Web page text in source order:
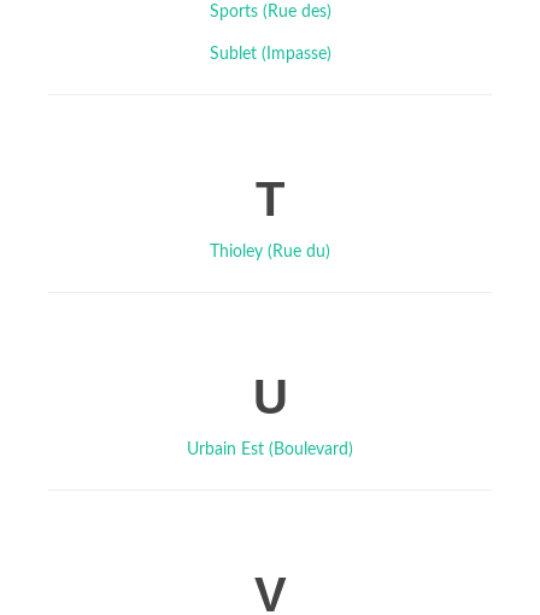
Sports (Rue des)
Sublet (Impasse)
T
Thioley (Rue du)
U
Urbain Est (Boulevard)
V